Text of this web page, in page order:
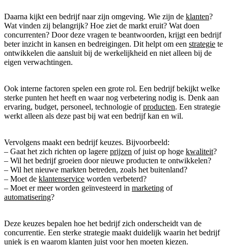
Daarna kijkt een bedrijf naar zijn omgeving. Wie zijn de klanten?
Wat vinden zij belangrijk? Hoe ziet de markt eruit? Wat doen
concurrenten? Door deze vragen te beantwoorden, krijgt een bedrijf
beter inzicht in kansen en bedreigingen. Dit helpt om een strategie te
ontwikkelen die aansluit bij de werkelijkheid en niet alleen bij de
eigen verwachtingen.
Ook interne factoren spelen een grote rol. Een bedrijf bekijkt welke
sterke punten het heeft en waar nog verbetering nodig is. Denk aan
ervaring, budget, personeel, technologie ofproducten. Een strategie
werkt alleen als deze past bij wat een bedrijf kan en wil.
Vervolgens maakt een bedrijf keuzes. Bijvoorbeeld:
– Gaat het zich richten op lagere prijzen of juist op hoge kwaliteit?
– Wil het bedrijf groeien door nieuwe producten te ontwikkelen?
– Wil het nieuwe markten betreden, zoals het buitenland?
– Moet de klantenservice worden verbeterd?
– Moet er meer worden geïnvesteerd in marketing of
automatisering?
Deze keuzes bepalen hoe het bedrijf zich onderscheidt van de
concurrentie. Een sterke strategie maakt duidelijk waarin het bedrijf
uniek is en waarom klanten juist voor hen moeten kiezen.